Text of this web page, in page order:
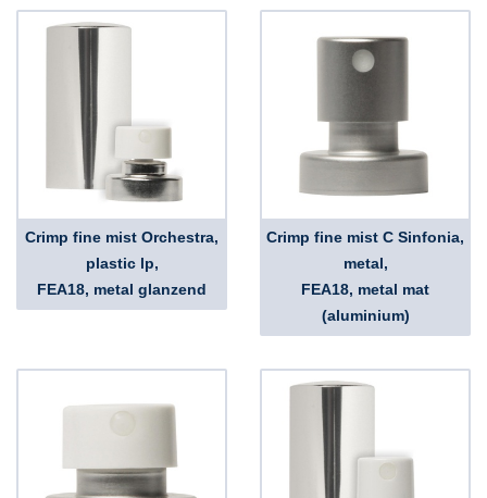
Crimp fine mist Orchestra,
plastic lp,
FEA18, metal glanzend
Crimp fine mist C Sinfonia,
metal,
FEA18, metal mat
(aluminium)